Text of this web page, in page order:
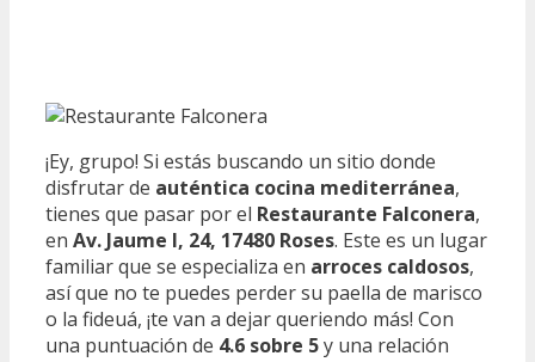
¡Ey, grupo! Si estás buscando un sitio donde
disfrutar de auténtica cocina mediterránea,
tienes que pasar por el Restaurante Falconera,
en Av. Jaume I, 24, 17480 Roses. Este es un lugar
familiar que se especializa en arroces caldosos,
así que no te puedes perder su paella de marisco
o la fideuá, ¡te van a dejar queriendo más! Con
una puntuación de 4.6 sobre 5y una relación